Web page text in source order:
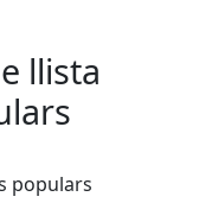
llista
populars